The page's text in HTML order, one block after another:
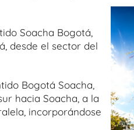
Soacha Bogotá,
desde el sector del
Bogotá Soacha,
hacia Soacha, a la
incorporándose